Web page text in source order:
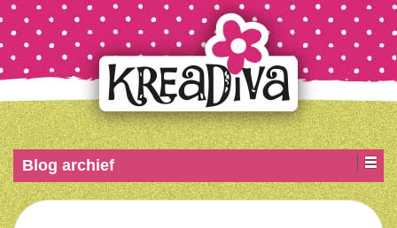
Blog archief